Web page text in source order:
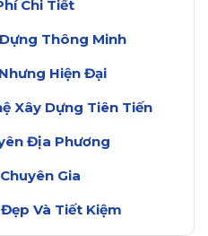
Chi Tiết
Thông Minh
Hiện Đại
Xây Dựng Tiên Tiến
Địa Phương
Gia
Và Tiết Kiệm